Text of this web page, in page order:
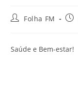
Folha FM
Saúde e Bem-estar!